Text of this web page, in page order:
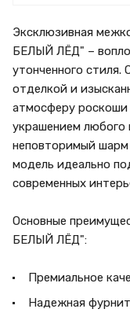
Эксклюзивная
БЕЛЫЙ ЛЁД" –
утонченного стиля.
отделкой и
атмосферу
украшением любого
неповторимый шарм
модель идеально
современных
Основные
БЕЛЫЙ ЛЁД":
Премиальное
Надежная